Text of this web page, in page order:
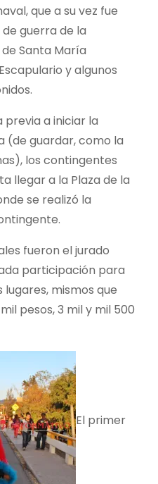
que a su vez fue
guerra de la
Santa María
y algunos
a iniciar la
(de guardar, como la
los contingentes
llegar a la Plaza de la
se realizó la
fueron el jurado
participación para
mismos que
pesos, 3 mil y mil 500
El primer